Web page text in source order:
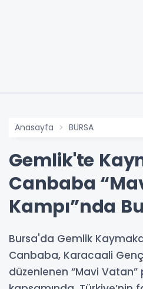
Anasayfa BURSA
Gemlik'te
Canbaba
Kampı”nda
Bursa'da Gemlik
Canbaba, Karacaali
düzenlenen “Mavi Vatan”